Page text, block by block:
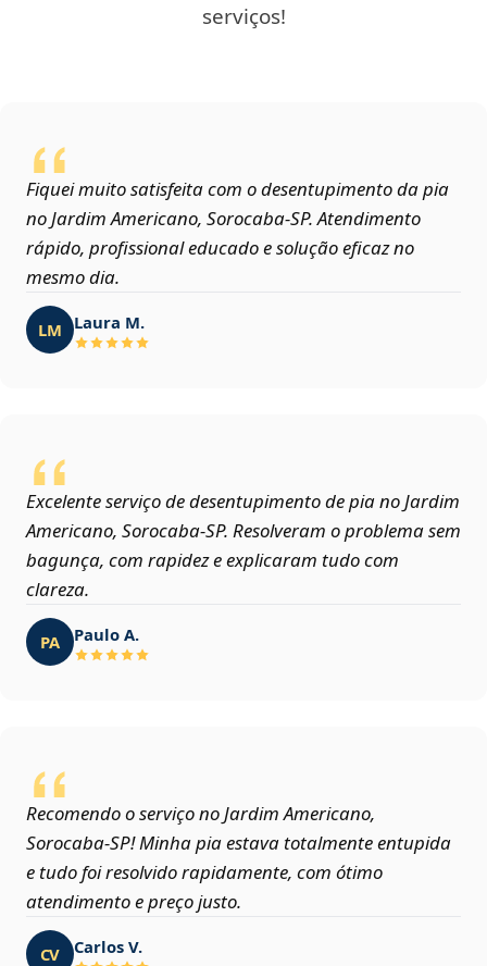
serviços!
Fiquei muito satisfeita com o desentupimento da pia
no Jardim Americano, Sorocaba‑SP. Atendimento
rápido, profissional educado e solução eficaz no
mesmo dia.
LM Laura M.
Excelente serviço de desentupimento de pia no Jardim
Americano, Sorocaba‑SP. Resolveram o problema sem
bagunça, com rapidez e explicaram tudo com
clareza.
PA Paulo A.
Recomendo o serviço no Jardim Americano,
Sorocaba‑SP! Minha pia estava totalmente entupida
e tudo foi resolvido rapidamente, com ótimo
atendimento e preço justo.
CV Carlos V.